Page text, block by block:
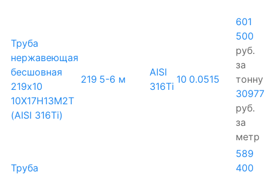
Труба
нержавеющая
бесшовная
219х10
10Х17Н13М2Т
(AISI 316Ti)
219 5-6 м
AISI
316Ti
10 0.0515
601
500
руб.
за
тонну
30977
руб.
за
метр
Труба
589
400